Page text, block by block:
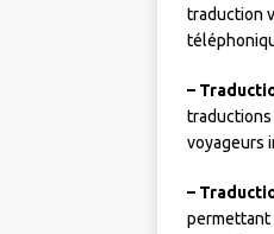
traduction
–
traductions
voyageurs
–
permettant